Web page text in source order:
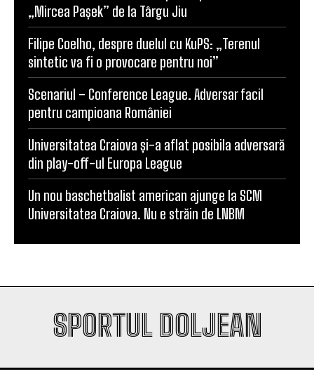
SCM Universitatea Craiova participă la Memorialul
„Mircea Pașek” de la Târgu Jiu
Filipe Coelho, despre duelul cu KuPS: „Terenul
sintetic va fi o provocare pentru noi”
Scenariul – Conference League. Adversar facil
pentru campioana României
Universitatea Craiova și-a aflat posibila adversară
din play-off-ul Europa League
Un nou baschetbalist american ajunge la SCM
Universitatea Craiova. Nu e străin de LNBM